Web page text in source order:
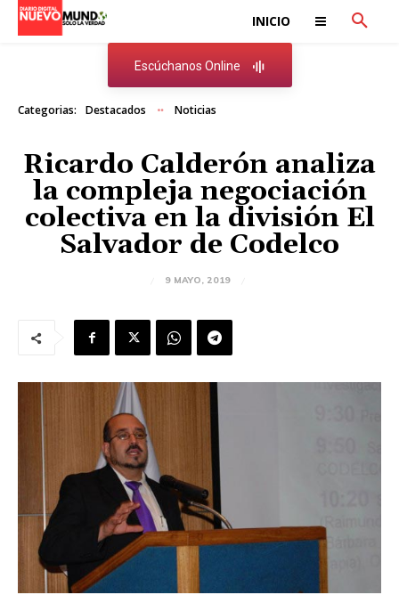
INICIO
Escúchanos Online
Categorias: Destacados Noticias
Ricardo Calderón analiza
la compleja negociación
colectiva en la división El
Salvador de Codelco
9 MAYO, 2019